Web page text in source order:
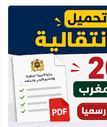
المزيد عن نتائج الحركة